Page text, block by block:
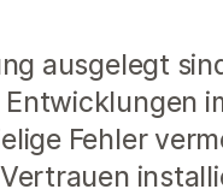
ausgelegt
Fehler